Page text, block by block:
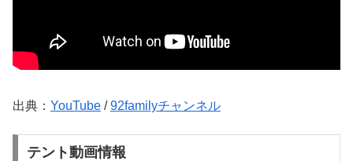
出典： YouTube /92familyチャンネル
テント動画情報